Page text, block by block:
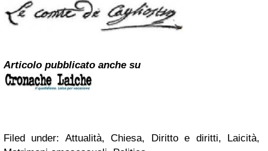
Articolo pubblicato anche su
Filed under: Attualità, Chiesa, Diritto e diritti, Laicità,